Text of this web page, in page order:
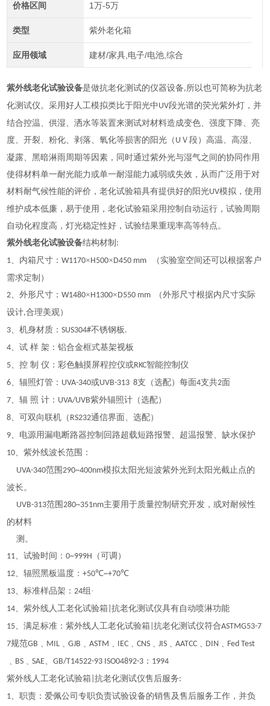
价格区间 1万-5万
类型 紫外老化箱
应用领域 建材/家具,电子/电池,综合
紫外线老化试验设备是做抗老化测试的仪器设备,所以也可简称为抗老
化测试仪。采用好人工模拟类比于阳光中 UV段光谱的荧光紫外灯，并
结合控温、供湿、洒水等装置来测试对材料造成变色、强度下降、亮
度、开裂、粉化、剥落、氧化等损害的阳光（ U Ｖ段）高温、高湿、
凝露、黑暗淋雨周期等因素，同时通过紫外光与湿气之间的协同作用
使得材料单一耐光能力或单一耐湿能力减弱或失效，从而广泛用于对
材料耐气候性能的评价，老化试验箱具有提供好的阳光UV模拟，使用
维护成本低廉，易于使用，老化试验箱采用控制自动运行，试验周期
自动化程度高，灯光稳定性好，试验结果重现率高等特点。
紫外线老化试验设备结构材制 :
1、内箱尺寸：W1170×H500×D450 mm
（实验室空间还可以根据客户
需求定制）
2、外形尺寸：W1480×H1300×D550 mm
（外形尺寸根据内尺寸实际
设计,合理美观）
3、机身材质：SUS304#不锈钢板 .
4、试 样 架：铝合金框式基架视板
5、控 制 仪：彩色触摸屏程控仪或RKC智能控制仪
6、辐照灯管： UVA-340或UVB-313 8支（选配）每面4支共2面
7、辐 照 计： UVA/UVB紫外辐照计（选配）
8、可双向联机（ RS232通信界面、选配）
9、电源用漏电断路器控制回路超载短路报警、超温报警、缺水保护
10、紫外线波长范围：
UVA-340范围290~400nm模拟太阳光短波紫外光到太阳光截止点的
波长。
UVB-313范围280~351nm主要用于质量控制研究开发，或对耐候性
的材料
测。
11、试验时间：0~999H （可调）
12、辐照黑板温度：+50℃~+70℃
13、标准样品架：24组·
14、紫外线人工老化试验箱 |抗老化测试仪具有自动喷淋功能
15、满足标准：紫外线人工老化试验箱 |抗老化测试仪符合ASTMG53-7
7规范GB ﹑ MIL ﹑GJB ﹑ASTM ﹑ IEC ﹑CNS ﹑JIS ﹑AATCC ﹑ DIN ﹑ Fed Test
﹑ BS ﹑SAE、GB/T14522-93 ISO04892-3 ： 1994
紫外线人工老化试验箱 |抗老化测试仪售后服务:
1、职责：爱佩公司专职负责试验设备的销售及售后服务工作，并负